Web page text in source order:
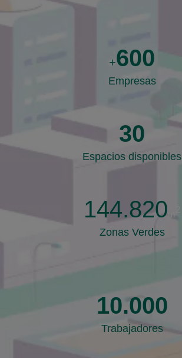
+600
Empresas
30
Espacios disponibles
144.820
Zonas Verdes
10.000
Trabajadores